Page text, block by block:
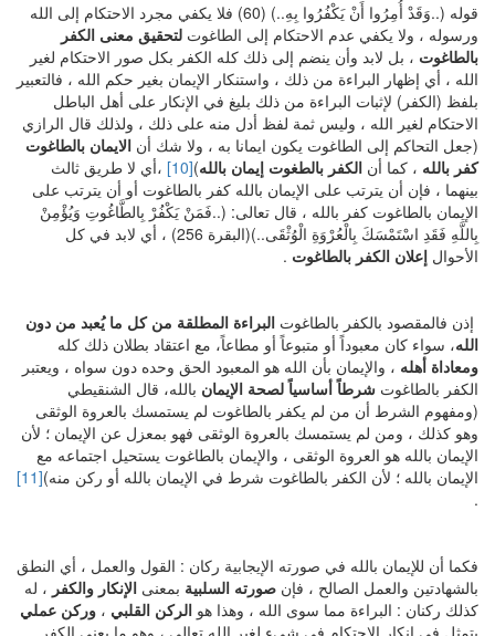
قوله (..وَقَدْ أُمِرُوا أَنْ يَكْفُرُوا بِهِ..) (60) فلا يكفي مجرد الاحتكام إلى الله
ورسوله ، ولا يكفي عدم الاحتكام إلى الطاغوت لتحقيق معنى الكفر
بالطاغوت ، بل لابد وأن ينضم إلى ذلك كله الكفر بكل صور الاحتكام لغير
الله ، أي إظهار البراءة من ذلك ، واستنكار الإيمان بغير حكم الله ، فالتعبير
بلفظ (الكفر) لإثبات البراءة من ذلك بليغ في الإنكار على أهل الباطل
الاحتكام لغير الله ، وليس ثمة لفظ أدل منه على ذلك ، ولذلك قال الرازي
(جعل التحاكم إلى الطاغوت يكون ايمانا به ، ولا شك أن الايمان بالطاغوت
كفر بالله ، كما أن الكفر بالطغوت إيمان بالله)
[10]
،أي لا طريق ثالث
بينهما ، فإن أن يترتب على الإيمان بالله كفر بالطاغوت أو أن يترتب على
الإيمان بالطاغوت كفر بالله ، قال تعالى: (..فَمَنْ يَكْفُرْ بِالطَّاغُوتِ وَيُؤْمِنْ
بِاللَّهِ فَقَدِ اسْتَمْسَكَ بِالْعُرْوَةِ الْوُثْقَى..)(البقرة 256) ، أي لابد في كل
الأحوال إعلان الكفر بالطاغوت .
إذن فالمقصود بالكفر بالطاغوت البراءة المطلقة من كل ما يُعبد من دون
الله، سواء كان معبوداً أو متبوعاً أو مطاعاً، مع اعتقاد بطلان ذلك كله
ومعاداة أهله ، والإيمان بأن الله هو المعبود الحق وحده دون سواه ، ويعتبر
الكفر بالطاغوت شرطاً أساسياً لصحة الإيمان بالله، قال الشنقيطي
(ومفهوم الشرط أن من لم يكفر بالطاغوت لم يستمسك بالعروة الوثقى
وهو كذلك ، ومن لم يستمسك بالعروة الوثقى فهو بمعزل عن الإيمان ؛ لأن
الإيمان بالله هو العروة الوثقى ، والإيمان بالطاغوت يستحيل اجتماعه مع
الإيمان بالله ؛ لأن الكفر بالطاغوت شرط في الإيمان بالله أو ركن منه)[11]
.
فكما أن للإيمان بالله في صورته الإيجابية ركان : القول والعمل ، أي النطق
بالشهادتين والعمل الصالح ، فإن صورته السلبية بمعنى الإنكار والكفر ، له
كذلك ركنان : البراءة مما سوى الله ، وهذا هو الركن القلبي ، وركن عملي